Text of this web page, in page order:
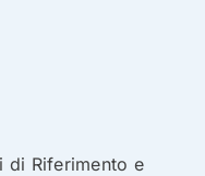
di Riferimento e